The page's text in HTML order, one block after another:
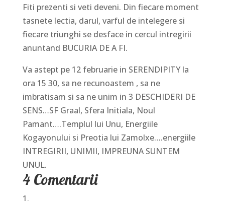
Fiti prezenti si veti deveni. Din fiecare moment
tasnete lectia, darul, varful de intelegere si
fiecare triunghi se desface in cercul intregirii
anuntand BUCURIA DE A FI.
Va astept pe 12 februarie in SERENDIPITY la
ora 15 30, sa ne recunoastem , sa ne
imbratisam si sa ne unim in 3 DESCHIDERI DE
SENS…SF Graal, Sfera Initiala, Noul
Pamant….Templul lui Unu, Energiile
Kogayonului si Preotia lui Zamolxe….energiile
INTREGIRII, UNIMII, IMPREUNA SUNTEM
UNUL.
4 Comentarii